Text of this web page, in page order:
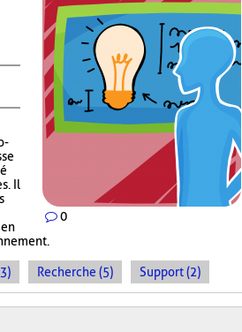
0
Il
Recherche (5) Support (2)